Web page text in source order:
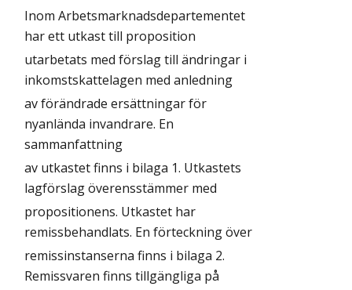
Inom Arbetsmarknadsdepartementet
har ett utkast till proposition
utarbetats med förslag till ändringar i
inkomstskattelagen med anledning
av förändrade ersättningar för
nyanlända invandrare. En
sammanfattning
av utkastet finns i bilaga 1. Utkastets
lagförslag överensstämmer med
propositionens. Utkastet har
remissbehandlats. En förteckning över
remissinstanserna finns i bilaga 2.
Remissvaren finns tillgängliga på